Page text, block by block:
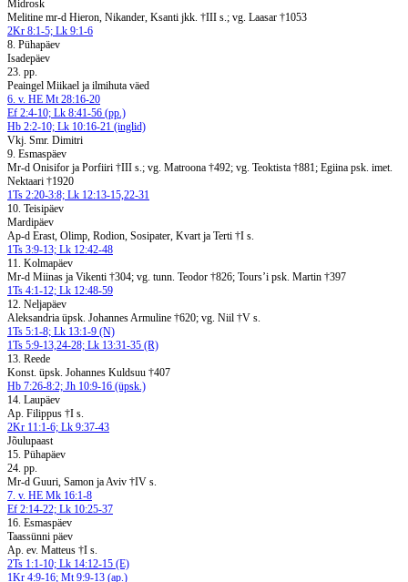
Midrosk
Melitine mr-d Hieron, Nikander, Ksanti jkk. †III s.; vg. Laasar †1053
2Kr 8:1-5; Lk 9:1-6
8. Pühapäev
Isadepäev
23. pp.
Peaingel Miikael ja ilmihuta väed
6. v. HE Mt 28:16-20
Ef 2:4-10; Lk 8:41-56 (pp.)
Hb 2:2-10; Lk 10:16-21 (inglid)
Vkj. Smr. Dimitri
9. Esmaspäev
Mr-d Onisifor ja Porfiiri †III s.; vg. Matroona †492; vg. Teoktista †881; Egiina psk. imet.
Nektaari †1920
1Ts 2:20-3:8; Lk 12:13-15,22-31
10. Teisipäev
Mardipäev
Ap-d Erast, Olimp, Rodion, Sosipater, Kvart ja Terti †I s.
1Ts 3:9-13; Lk 12:42-48
11. Kolmapäev
Mr-d Miinas ja Vikenti †304; vg. tunn. Teodor †826; Tours’i psk. Martin †397
1Ts 4:1-12; Lk 12:48-59
12. Neljapäev
Aleksandria üpsk. Johannes Armuline †620; vg. Niil †V s.
1Ts 5:1-8; Lk 13:1-9 (N)
1Ts 5:9-13,24-28; Lk 13:31-35 (R)
13. Reede
Konst. üpsk. Johannes Kuldsuu †407
Hb 7:26-8:2; Jh 10:9-16 (üpsk.)
14. Laupäev
Ap. Filippus †I s.
2Kr 11:1-6; Lk 9:37-43
Jõulupaast
15. Pühapäev
24. pp.
Mr-d Guuri, Samon ja Aviv †IV s.
7. v. HE Mk 16:1-8
Ef 2:14-22; Lk 10:25-37
16. Esmaspäev
Taassünni päev
Ap. ev. Matteus †I s.
2Ts 1:1-10; Lk 14:12-15 (E)
1Kr 4:9-16; Mt 9:9-13 (ap.)